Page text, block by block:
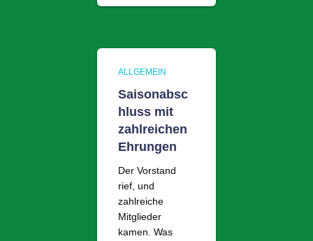
ALLGEMEIN
Saisonabsc
hluss mit
zahlreichen
Ehrungen
Der Vorstand
rief, und
zahlreiche
Mitglieder
kamen. Was